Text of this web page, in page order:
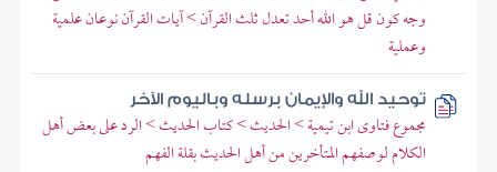
وجه كون قل هو الله أحد تعدل ثلث القرآن > آيات القرآن نوعان علمية
وعملية
توحيد الله والإيمان برسله وباليوم الآخر
مجموع فتاوى ابن تيمية > الحديث > كتاب الحديث > الرد على بعض أهل
الكلام لوصفهم المتأخرين من أهل الحديث بقلة الفهم